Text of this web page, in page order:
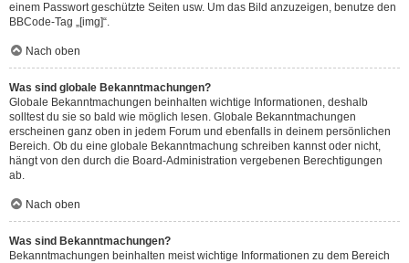
einem Passwort geschützte Seiten usw. Um das Bild anzuzeigen, benutze den
BBCode-Tag „[img]“.
Nach oben
Was sind globale Bekanntmachungen?
Globale Bekanntmachungen beinhalten wichtige Informationen, deshalb
solltest du sie so bald wie möglich lesen. Globale Bekanntmachungen
erscheinen ganz oben in jedem Forum und ebenfalls in deinem persönlichen
Bereich. Ob du eine globale Bekanntmachung schreiben kannst oder nicht,
hängt von den durch die Board-Administration vergebenen Berechtigungen
ab.
Nach oben
Was sind Bekanntmachungen?
Bekanntmachungen beinhalten meist wichtige Informationen zu dem Bereich